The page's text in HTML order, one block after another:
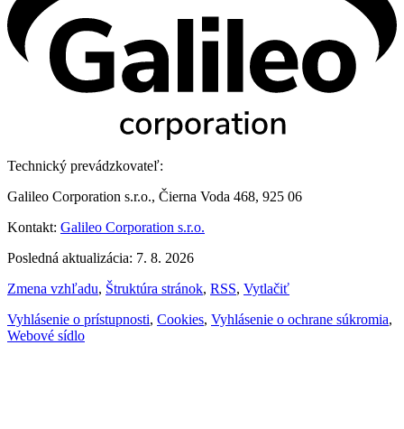
Technický prevádzkovateľ:
Galileo Corporation s.r.o., Čierna Voda 468, 925 06
Kontakt: Galileo Corporation s.r.o.
Posledná aktualizácia: 7. 8. 2026
Zmena vzhľadu, Štruktúra stránok, RSS, Vytlačiť
Vyhlásenie o prístupnosti, Cookies, Vyhlásenie o ochrane súkromia,
Webové sídlo